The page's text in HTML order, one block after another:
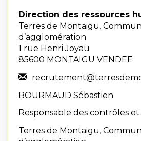
Direction des ressources
Terres de Montaigu,
d’agglomération
1 rue Henri Joyau
85600 MONTAIGU VENDEE
BOURMAUD Sébastien
Responsable des contrôles et
Terres de Montaigu,